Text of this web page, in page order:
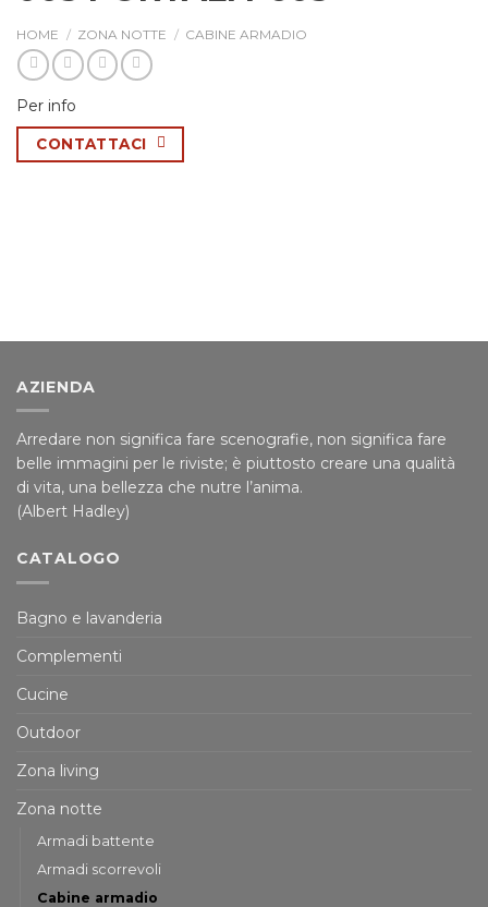
HOME / ZONA NOTTE / CABINE ARMADIO
Per info
CONTATTACI
AZIENDA
Arredare non significa fare scenografie, non significa fare
belle immagini per le riviste; è piuttosto creare una qualità
di vita, una bellezza che nutre l’anima.
(Albert Hadley)
CATALOGO
Bagno e lavanderia
Complementi
Cucine
Outdoor
Zona living
Zona notte
Armadi battente
Armadi scorrevoli
Cabine armadio